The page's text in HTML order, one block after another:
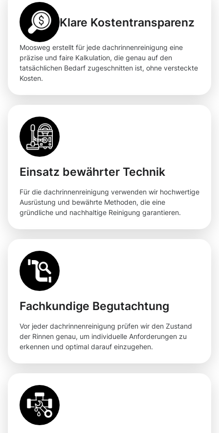
Klare Kostentransparenz
Moosweg erstellt für jede dachrinnenreinigung eine
präzise und faire Kalkulation, die genau auf den
tatsächlichen Bedarf zugeschnitten ist, ohne versteckte
Kosten.
Einsatz bewährter Technik
Für die dachrinnenreinigung verwenden wir hochwertige
Ausrüstung und bewährte Methoden, die eine
gründliche und nachhaltige Reinigung garantieren.
Fachkundige Begutachtung
Vor jeder dachrinnenreinigung prüfen wir den Zustand
der Rinnen genau, um individuelle Anforderungen zu
erkennen und optimal darauf einzugehen.